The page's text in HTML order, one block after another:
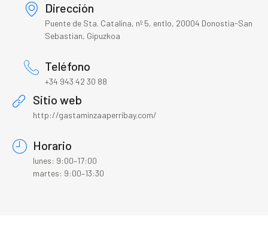
Dirección
Puente de Sta. Catalina, nº 5, entlo, 20004 Donostia-San
Sebastian, Gipuzkoa
Teléfono
+34 943 42 30 88
Sitio web
http://gastaminzaaperribay.com/
Horario
lunes: 9:00–17:00
martes: 9:00–13:30